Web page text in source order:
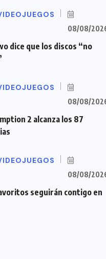
08/08/
dice que los discos “no
08/08/
2 alcanza los 87
08/08/
seguirán contigo en